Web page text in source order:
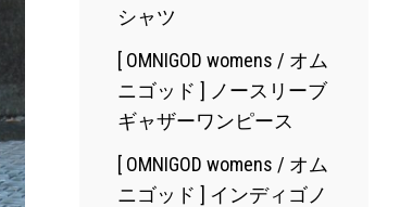
シャツ
[ OMNIGOD womens / オム
ニゴッド ] ノースリーブ
ギャザーワンピース
[ OMNIGOD womens / オム
ニゴッド ] インディゴノ